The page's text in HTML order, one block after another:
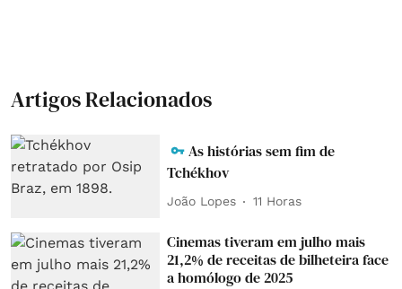
Artigos Relacionados
As histórias sem fim de
Tchékhov
João Lopes 11 Horas
Cinemas tiveram em julho mais
21,2% de receitas de bilheteira face
a homólogo de 2025